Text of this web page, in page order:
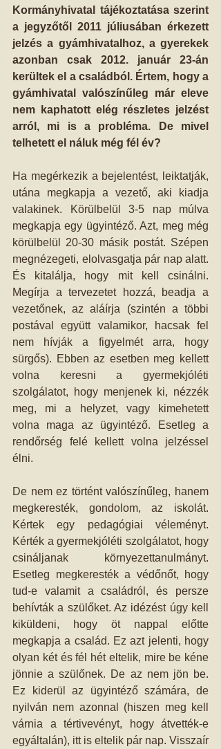
Kormányhivatal tájékoztatása szerint
a jegyzőtől 2011 júliusában érkezett
jelzés a gyámhivatalhoz, a gyerekek
azonban csak 2012. január 23-án
kerültek el a családból. Értem, hogy a
gyámhivatal valószínűleg már eleve
nem kaphatott elég részletes jelzést
arról, mi is a probléma. De mivel
telhetett el náluk még fél év?
Ha megérkezik a bejelentést, leiktatják,
utána megkapja a vezető, aki kiadja
valakinek. Körülbelül 3-5 nap múlva
megkapja egy ügyintéző. Azt, meg még
körülbelül 20-30 másik postát. Szépen
megnézegeti, elolvasgatja pár nap alatt.
És kitalálja, hogy mit kell csinálni.
Megírja a tervezetet hozzá, beadja a
vezetőnek, az aláírja (szintén a többi
postával együtt valamikor, hacsak fel
nem hívják a figyelmét arra, hogy
sürgős). Ebben az esetben meg kellett
volna keresni a gyermekjóléti
szolgálatot, hogy menjenek ki, nézzék
meg, mi a helyzet, vagy kimehetett
volna maga az ügyintéző. Esetleg a
rendőrség felé kellett volna jelzéssel
élni.
De nem ez történt valószínűleg, hanem
megkeresték, gondolom, az iskolát.
Kértek egy pedagógiai véleményt.
Kérték a gyermekjóléti szolgálatot, hogy
csináljanak környezettanulmányt.
Esetleg megkeresték a védőnőt, hogy
tud-e valamit a családról, és persze
behívták a szülőket. Az idézést úgy kell
kiküldeni, hogy öt nappal előtte
megkapja a család. Ez azt jelenti, hogy
olyan két és fél hét eltelik, mire be kéne
jönnie a szülőnek. De az nem jön be.
Ez kiderül az ügyintéző számára, de
nyilván nem azonnal (hiszen meg kell
várnia a tértivevényt, hogy átvették-e
egyáltalán), itt is eltelik pár nap. Visszaír